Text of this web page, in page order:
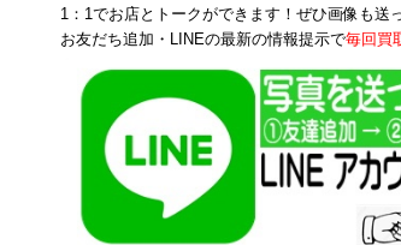
1：1でお店とトークができます！ぜひ画像も送
お友だち追加・LINEの最新の情報提示で毎回買